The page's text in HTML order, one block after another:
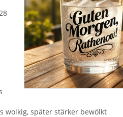
wolkig, später stärker bewölkt